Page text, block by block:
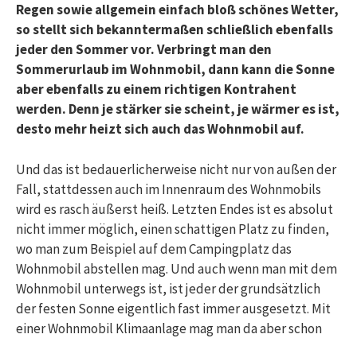
Regen sowie allgemein einfach bloß schönes Wetter,
so stellt sich bekanntermaßen schließlich ebenfalls
jeder den Sommer vor. Verbringt man den
Sommerurlaub im Wohnmobil, dann kann die Sonne
aber ebenfalls zu einem richtigen Kontrahent
werden. Denn je stärker sie scheint, je wärmer es ist,
desto mehr heizt sich auch das Wohnmobil auf.
Und das ist bedauerlicherweise nicht nur von außen der
Fall, stattdessen auch im Innenraum des Wohnmobils
wird es rasch äußerst heiß. Letzten Endes ist es absolut
nicht immer möglich, einen schattigen Platz zu finden,
wo man zum Beispiel auf dem Campingplatz das
Wohnmobil abstellen mag. Und auch wenn man mit dem
Wohnmobil unterwegs ist, ist jeder der grundsätzlich
der festen Sonne eigentlich fast immer ausgesetzt. Mit
einer Wohnmobil Klimaanlage mag man da aber schon